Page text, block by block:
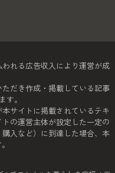
れる広告収入により運営が成
だき作成・掲載している記事
。
サイトに掲載されているテキ
の運営主体が設定した一定の
入など）に到達した場合、本